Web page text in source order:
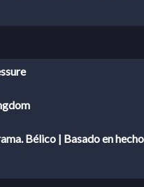
Bélico | Basado en